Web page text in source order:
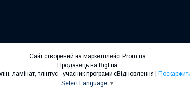
Сайт створений на маркетплейсі Prom.ua
Продавець на Bigl.ua
Select Language ▼